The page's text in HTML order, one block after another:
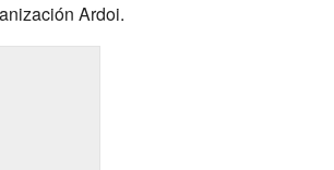
Ardoi.